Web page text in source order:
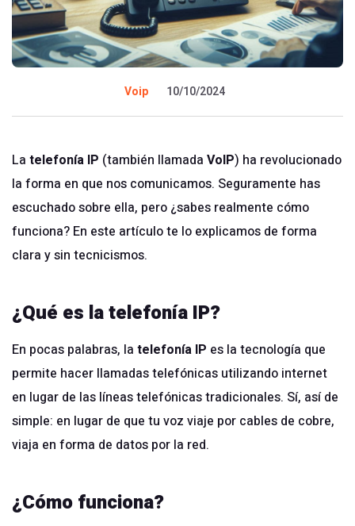
Voip 10/10/2024
La telefonía IP (también llamada VoIP) ha revolucionado
la forma en que nos comunicamos. Seguramente has
escuchado sobre ella, pero ¿sabes realmente cómo
funciona? En este artículo te lo explicamos de forma
clara y sin tecnicismos.
¿Qué es la telefonía IP?
En pocas palabras, la telefonía IP es la tecnología que
permite hacer llamadas telefónicas utilizando internet
en lugar de las líneas telefónicas tradicionales. Sí, así de
simple: en lugar de que tu voz viaje por cables de cobre,
viaja en forma de datos por la red.
¿Cómo funciona?